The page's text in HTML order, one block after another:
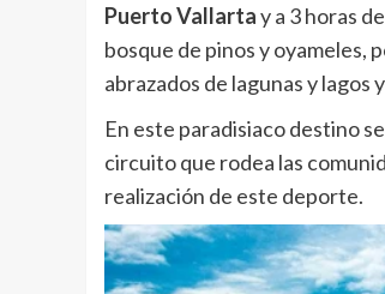
Puerto Vallartay a 3 horas
bosque de pinos y oyameles,
abrazados de lagunas y lagos
En este paradisiaco destino
circuito que rodea las
realización de este deporte.